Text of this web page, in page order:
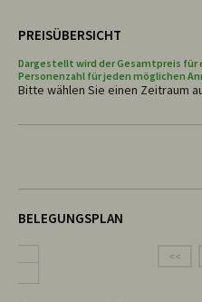
PREISÜBERSICHT
Dargestellt wird der Gesamtpreis
Personenzahl für jeden möglichen
Bitte wählen Sie einen Zeitraum
BELEGUNGSPLAN
<<